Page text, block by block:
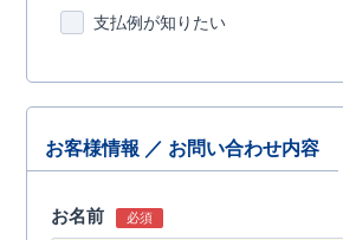
支払例が知りたい
お客様情報 ／ お問い合わせ内容
お名前 必須